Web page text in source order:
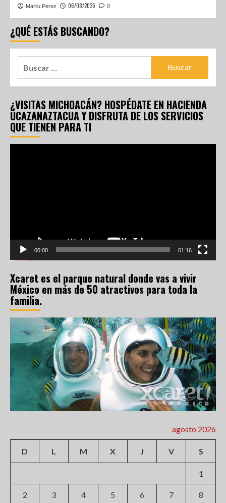
Marilu Perez 06/08/2026 0
¿QUÉ ESTÁS BUSCANDO?
¿VISITAS MICHOACÁN? HOSPÉDATE EN HACIENDA
UCAZANAZTACUA Y DISFRUTA DE LOS SERVICIOS
QUE TIENEN PARA TI
00:00 01:16
Xcaret es el parque natural donde vas a vivir
México en más de 50 atractivos para toda la
familia.
agosto 2026
D L M X J V S
1
2 3 4 5 6 7 8